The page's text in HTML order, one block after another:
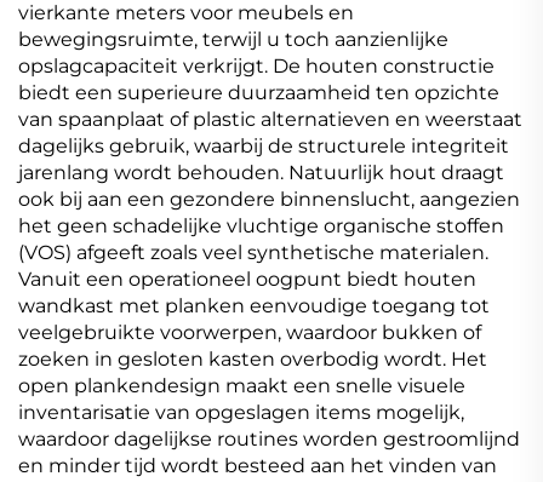
vierkante meters voor meubels en
bewegingsruimte, terwijl u toch aanzienlijke
opslagcapaciteit verkrijgt. De houten constructie
biedt een superieure duurzaamheid ten opzichte
van spaanplaat of plastic alternatieven en weerstaat
dagelijks gebruik, waarbij de structurele integriteit
jarenlang wordt behouden. Natuurlijk hout draagt
ook bij aan een gezondere binnenslucht, aangezien
het geen schadelijke vluchtige organische stoffen
(VOS) afgeeft zoals veel synthetische materialen.
Vanuit een operationeel oogpunt biedt houten
wandkast met planken eenvoudige toegang tot
veelgebruikte voorwerpen, waardoor bukken of
zoeken in gesloten kasten overbodig wordt. Het
open plankendesign maakt een snelle visuele
inventarisatie van opgeslagen items mogelijk,
waardoor dagelijkse routines worden gestroomlijnd
en minder tijd wordt besteed aan het vinden van